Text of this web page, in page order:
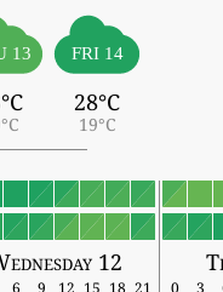
13 FRI 14
28°C
19°C
12